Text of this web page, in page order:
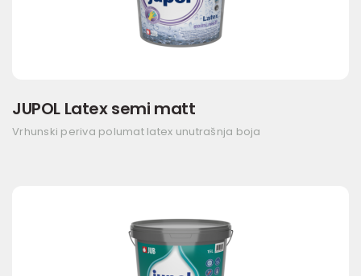
JUPOL Latex semi matt
Vrhunski periva polumat latex unutrašnja boja